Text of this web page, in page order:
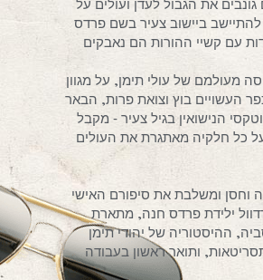
את הגבול לעדן ועולים על
ביישוב צעיר בשם פרדס
עם קשיי ההורות הם נאבקים
של עולי תימן, על מגוון
העשויים בוץ וצואת פרות, הבאר
הנישואין בגיל צעיר ‐ מקבל
כל חלקיה מאתגרת את העולים
ומשלבת את סיפורם האישי
ילידת פרדס חנה, מתארת
ההיסטוריה של יהודי תימן
ותואר ראשון בעבודה